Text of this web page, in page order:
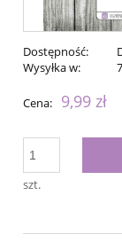
Dostępność:
Wysyłka w:
Cena: 9,99 zł
szt.